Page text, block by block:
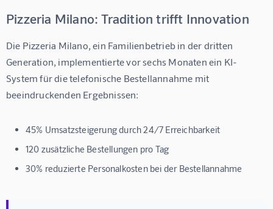
Pizzeria Milano: Tradition trifft Innovation
Die Pizzeria Milano, ein Familienbetrieb in der dritten
Generation, implementierte vor sechs Monaten ein KI-
System für die telefonische Bestellannahme mit
beeindruckenden Ergebnissen:
45% Umsatzsteigerungdurch 24/7 Erreichbarkeit
120 zusätzliche Bestellungen pro Tag
30% reduzierte Personalkostenbei der Bestellannahme